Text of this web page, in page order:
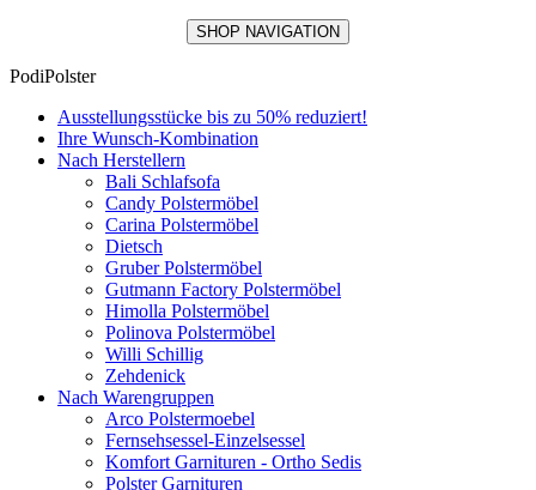
SHOP NAVIGATION
PodiPolster
Ausstellungsstücke bis zu 50% reduziert!
Ihre Wunsch-Kombination
Nach Herstellern
Bali Schlafsofa
Candy Polstermöbel
Carina Polstermöbel
Dietsch
Gruber Polstermöbel
Gutmann Factory Polstermöbel
Himolla Polstermöbel
Polinova Polstermöbel
Willi Schillig
Zehdenick
Nach Warengruppen
Arco Polstermoebel
Fernsehsessel-Einzelsessel
Komfort Garnituren - Ortho Sedis
Polster Garnituren